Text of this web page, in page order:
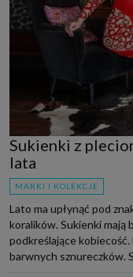
Sukienki z
lata
MARKI I KOLEKCJE
Lato ma upłynąć pod
koralików. Sukienki mają
podkreślające
barwnych sznureczków.